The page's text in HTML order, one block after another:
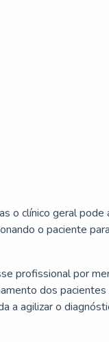
o clínico geral
o paciente
profissional por
dos
a agilizar o